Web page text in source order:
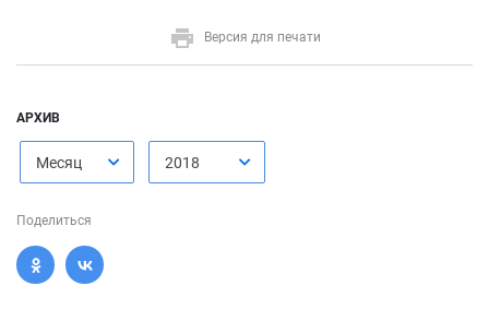
Версия для печати
АРХИВ
Месяц 2018
Поделиться